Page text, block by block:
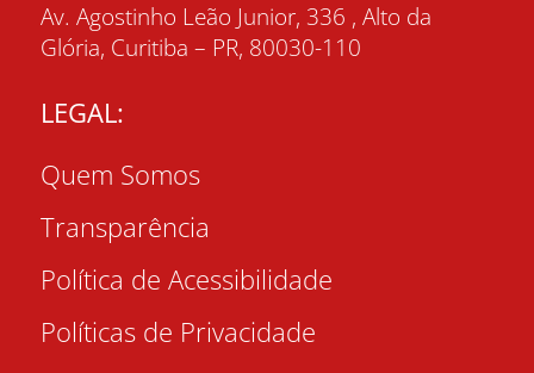
Av. Agostinho Leão Junior, 336 , Alto da
Glória, Curitiba – PR, 80030-110
LEGAL:
Quem Somos
Transparência
Política de Acessibilidade
Políticas de Privacidade